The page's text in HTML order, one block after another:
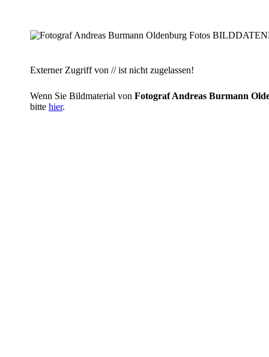
Externer Zugriff von // ist nicht zugelassen!
Wenn Sie Bildmaterial von Fotograf Andreas Burmann
bitte hier.